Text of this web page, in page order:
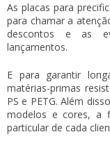
As placas para
para chamar a
descontos e as
lançamentos.
E para garantir
matérias-primas
PS e PETG. Além
modelos e cores, a
particular de cada